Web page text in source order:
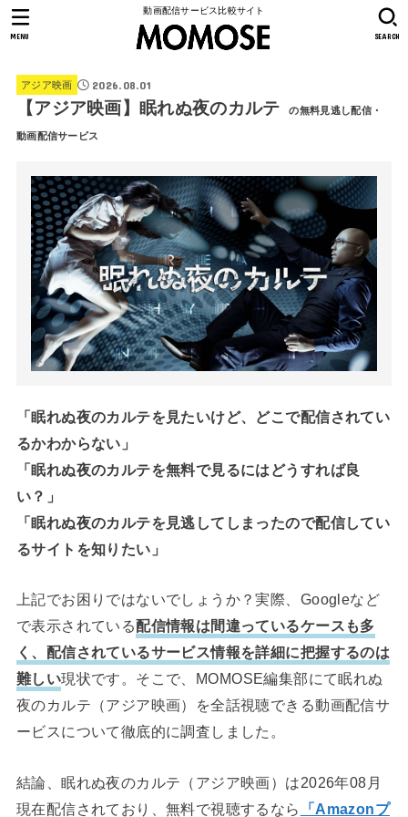
動画配信サービス比較サイト
SEARCH
MENU
アジア映画 2026.08.01
【アジア映画】眠れぬ夜のカルテ の無料見逃し配信・
動画配信サービス
「眠れぬ夜のカルテを見たいけど、どこで配信されてい
るかわからない」
「眠れぬ夜のカルテを無料で見るにはどうすれば良
い？」
「眠れぬ夜のカルテを見逃してしまったので配信してい
るサイトを知りたい」
上記でお困りではないでしょうか？実際、Googleなど
で表示されている配信情報は間違っているケースも多
く、配信されているサービス情報を詳細に把握するのは
難しい現状です。そこで、MOMOSE編集部にて眠れぬ
夜のカルテ（アジア映画）を全話視聴できる動画配信サ
ービスについて徹底的に調査しました。
結論、眠れぬ夜のカルテ（アジア映画）は2026年08月
現在配信されており、無料で視聴するなら
「Amazonプ